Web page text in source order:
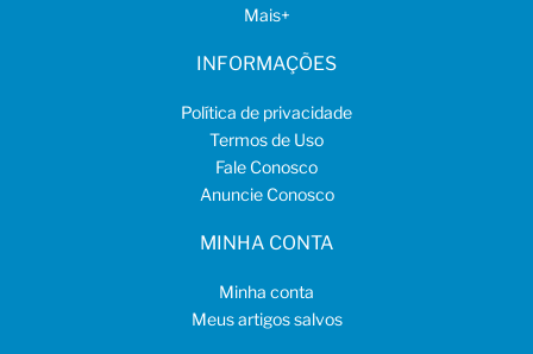
Mais+
INFORMAÇÕES
Política de privacidade
Termos de Uso
Fale Conosco
Anuncie Conosco
MINHA CONTA
Minha conta
Meus artigos salvos